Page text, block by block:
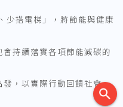
少搭電梯」，將節能與健康
持續落實各項節能減碳的
，以實際行動回饋社會，
search